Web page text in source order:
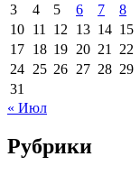
3
4 5 6 7 8
10 11 12 13 14 15
17 18 19 20 21 22
24 25 26 27 28 29
31
« Июл
Рубрики